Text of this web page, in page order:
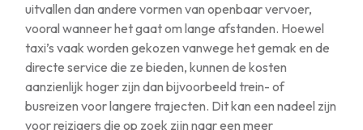
uitvallen dan andere vormen van openbaar vervoer,
vooral wanneer het gaat om lange afstanden. Hoewel
taxi’s vaak worden gekozen vanwege het gemak en de
directe service die ze bieden, kunnen de kosten
aanzienlijk hoger zijn dan bijvoorbeeld trein- of
busreizen voor langere trajecten. Dit kan een nadeel zijn
voor reizigers die op zoek zijn naar een meer